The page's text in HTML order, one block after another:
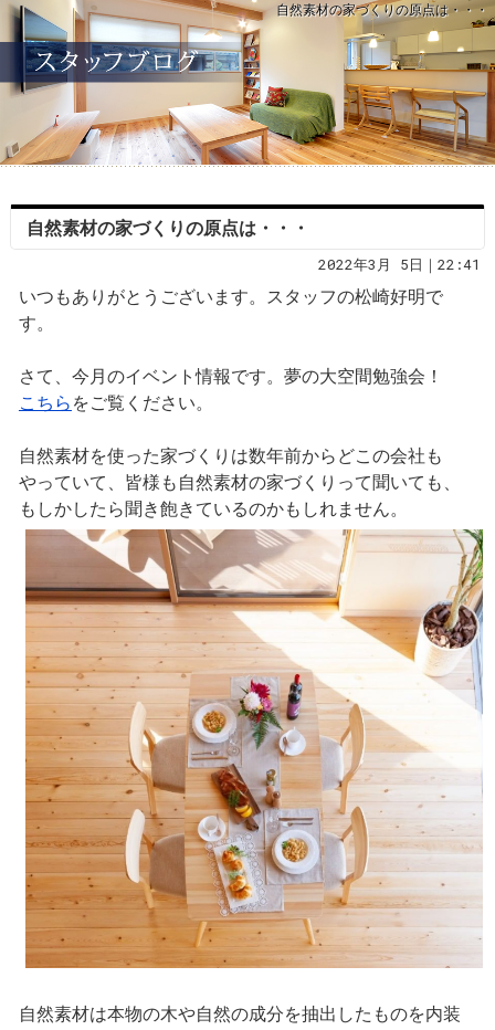
自然素材の家づくりの原点は・・・
自然素材の家づくりの原点は・・・
2022年3月 5日｜22:41
いつもありがとうございます。スタッフの松崎好明で
す。
さて、今月のイベント情報です。夢の大空間勉強会！
こちら をご覧ください。
自然素材を使った家づくりは数年前からどこの会社も
やっていて、皆様も自然素材の家づくりって聞いても、
もしかしたら聞き飽きているのかもしれません。
自然素材は本物の木や自然の成分を抽出したものを内装